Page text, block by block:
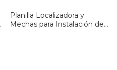
Planilla Localizadora y
Mechas para Instalación de